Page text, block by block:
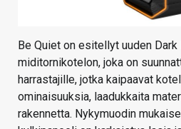
Be Quiet on esitellyt uuden
miditornikotelon, joka on
harrastajille, jotka kaipaavat
ominaisuuksia, laadukkaita
rakennetta. Nykymuodin